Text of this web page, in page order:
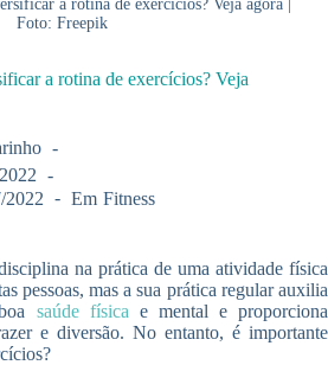
a rotina de exercícios? Veja agora |
Foto: Freepik
a rotina de exercícios? Veja
2022 Em Fitness
na prática de uma atividade física
pessoas, mas a sua prática regular auxilia
saúde física e mental e proporciona
e diversão. No entanto, é importante